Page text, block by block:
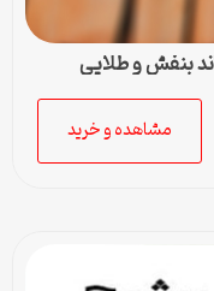
بنفش و طلایی
مشاهده و خرید